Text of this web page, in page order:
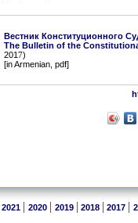
Вестник Конституционного
The Bulletin of the
2017)
[in Armenian, pdf]
2021 | 2020 | 2019 | 2018 | 2017 |